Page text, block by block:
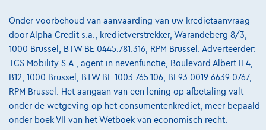
Ontdek het volledige cijfervoorbeeld
3900 Pelt,Premium Car Company
Vergelijk
Bekijk wagen
Onder voorbehoud van aanvaarding van uw kredietaanvraag
door Alpha Credit s.a., kredietverstrekker, Warandeberg 8/3,
1000 Brussel, BTW BE 0445.781.316, RPM Brussel. Adverteerder:
TCS Mobility S.A., agent in nevenfunctie, Boulevard Albert II 4,
B12, 1000 Brussel, BTW BE 1003.765.106, BE93 0019 6639 0767,
RPM Brussel. Het aangaan van een lening op afbetaling valt
onder de wetgeving op het consumentenkrediet, meer bepaald
onder boek VII van het Wetboek van economisch recht.